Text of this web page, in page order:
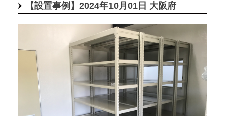
【設置事例】2024年10月01日 大阪府